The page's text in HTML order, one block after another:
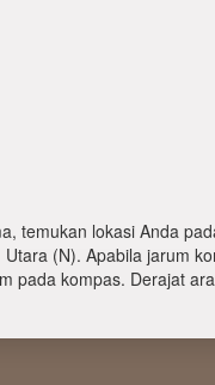
temukan lokasi Anda
(N). Apabila jarum
pada kompas. Derajat